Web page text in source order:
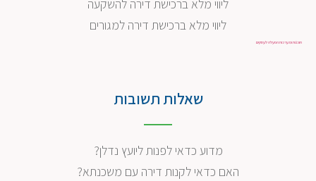
ליווי מלא ברכישת דירה להשקעה
ליווי מלא ברכישת דירה למגורים
תוכנות ומערכות הפעלה לעסקים
שאלות תשובות
מדוע כדאי לפנות ליועץ נדלן?
האם כדאי לקנות דירה עם משכנתא?